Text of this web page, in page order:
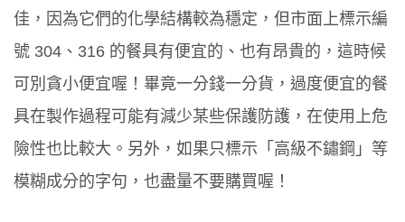
佳，因為它們的化學結構較為穩定，但市面上標示編
號 304 、 316 的餐具有便宜的、也有昂貴的，這時候
可別貪小便宜喔！畢竟一分錢一分貨，過度便宜的餐
具在製作過程可能有減少某些保護防護，在使用上危
險性也比較大。另外，如果只標示「高級不鏽鋼」等
模糊成分的字句，也盡量不要購買喔！